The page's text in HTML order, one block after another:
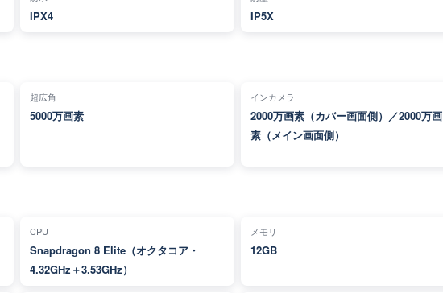
IPX4 IP5X
超広角
5000万画素
インカメラ
2000万画素（カバー画面側）／2000万画
素（メイン画面側）
CPU
Snapdragon 8 Elite（オクタコア・
4.32GHz＋3.53GHz）
メモリ
12GB